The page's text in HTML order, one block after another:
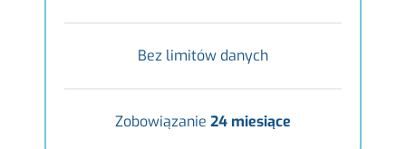
Bez limitów danych
Zobowiązanie 24 miesiące